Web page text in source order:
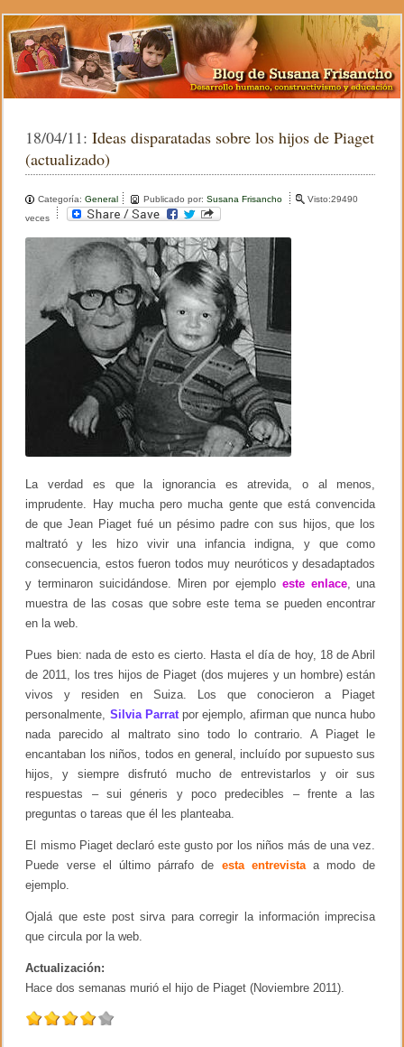
18/04/11:Ideas disparatadas sobre los hijos de Piaget
(actualizado)
Categoría:General Publicado por:Susana Frisancho
Visto:29490
veces
La verdad es que la ignorancia es atrevida, o al menos,
imprudente. Hay mucha pero mucha gente que está convencida
de que Jean Piaget fué un pésimo padre con sus hijos, que los
maltrató y les hizo vivir una infancia indigna, y que como
consecuencia, estos fueron todos muy neuróticos y desadaptados
y terminaron suicidándose. Miren por ejemplo este enlace, una
muestra de las cosas que sobre este tema se pueden encontrar
en la web.
Pues bien: nada de esto es cierto. Hasta el día de hoy, 18 de Abril
de 2011, los tres hijos de Piaget (dos mujeres y un hombre) están
vivos y residen en Suiza. Los que conocieron a Piaget
personalmente, Silvia Parrat por ejemplo, afirman que nunca hubo
nada parecido al maltrato sino todo lo contrario. A Piaget le
encantaban los niños, todos en general, incluído por supuesto sus
hijos, y siempre disfrutó mucho de entrevistarlos y oir sus
respuestas – sui géneris y poco predecibles – frente a las
preguntas o tareas que él les planteaba.
El mismo Piaget declaró este gusto por los niños más de una vez.
Puede verse el último párrafo de esta entrevistaa modo de
ejemplo.
Ojalá que este post sirva para corregir la información imprecisa
que circula por la web.
Actualización:
Hace dos semanas murió el hijo de Piaget (Noviembre 2011).